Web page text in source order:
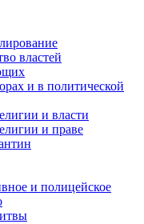
властей
и в политической
и власти
и праве
и полицейское